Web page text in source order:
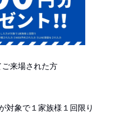
来場された方
象で１家族様１回限り